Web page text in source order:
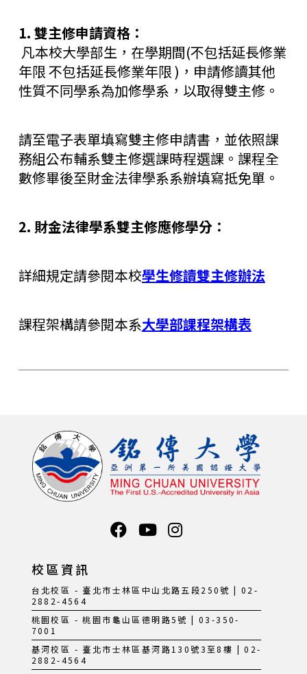
1. 雙主修申請資格：
凡本校大學部生，在學期間(不包括延長修業
年限 不包括延長修業年限 )，申請修讀其他
性質不同學系為加修學系，以取得雙主修。
請至電子表單填寫雙主修申請書，並依照課
務組公布輔系雙主修選課時程選課。課程全
數修畢後至財金法律學系系辦填寫抵免單。
2. 財金法律學系雙主修應修學分：
詳細規定請參閱本校學生修讀雙主修辦法
課程架構請參閱本系大學部課程架構表
校區資訊
台北校區 - 臺北市士林區中山北路五段250號 | 02-
2882-4564
桃園校區 - 桃園市龜山區德明路5號 | 03-350-
7001
基河校區 - 臺北市士林區基河路130號3至8樓 | 02-
2882-4564